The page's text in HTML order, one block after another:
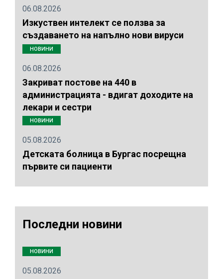
06.08.2026
Изкуствен интелект се ползва за
създаването на напълно нови вируси
НОВИНИ
06.08.2026
Закриват постове на 440 в
администрацията - вдигат доходите на
лекари и сестри
НОВИНИ
05.08.2026
Детската болница в Бургас посрещна
първите си пациенти
Последни новини
НОВИНИ
05.08.2026